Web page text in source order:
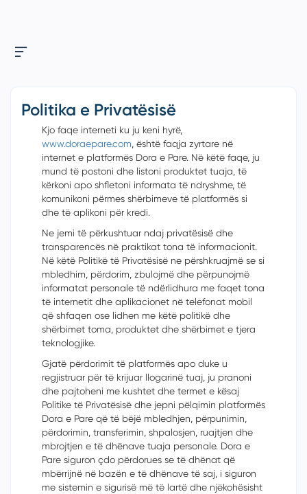
Politika e Privatësisë
Kjo faqe interneti ku ju keni hyrë,
www.doraepare.com, është faqja zyrtare në
internet e platformës Dora e Pare. Në këtë faqe, ju
mund të postoni dhe listoni produktet tuaja, të
kërkoni apo shfletoni informata të ndryshme, të
komunikoni përmes shërbimeve të platformës si
dhe të aplikoni për kredi.
Ne jemi të përkushtuar ndaj privatësisë dhe
transparencës në praktikat tona të informacionit.
Në këtë Politikë të Privatësisë ne përshkruajmë se si
mbledhim, përdorim, zbulojmë dhe përpunojmë
informatat personale të ndërlidhura me faqet tona
të internetit dhe aplikacionet në telefonat mobil
që shfaqen ose lidhen me këtë politikë dhe
shërbimet toma, produktet dhe shërbimet e tjera
teknologjike.
Gjatë përdorimit të platformës apo duke u
regjistruar për të krijuar llogarinë tuaj, ju pranoni
dhe pajtoheni me kushtet dhe termet e kësaj
Politike të Privatësisë dhe jepni pëlqimin platformës
Dora e Pare që të bëjë mbledhjen, përpunimin,
përdorimin, transferimin, shpalosjen, ruajtjen dhe
mbrojtjen e të dhënave tuaja personale. Dora e
Pare siguron çdo përdorues se të dhënat që
mbërrijnë në bazën e të dhënave të saj, i siguron
me sistemin e sigurisë më të lartë dhe njëkohësisht